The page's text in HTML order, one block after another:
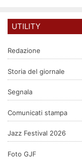
UTILITY
Redazione
Storia del giornale
Segnala
Comunicati stampa
Jazz Festival 2026
Foto GJF